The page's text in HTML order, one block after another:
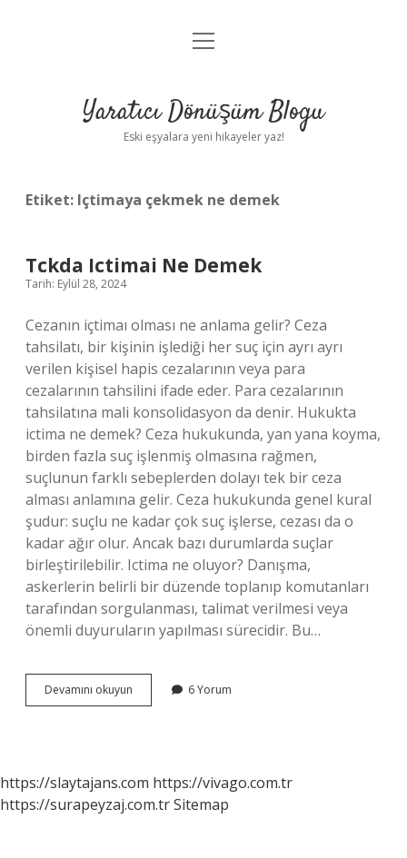
Anasayfa
Yasal Uyarı
menüyü
Yaratıcı Dönüşüm Blogu
Eski eşyalara yeni hikayeler yaz!
Etiket: Içtimaya çekmek ne demek
Tckda Ictimai Ne Demek
Tarih: Eylül 28, 2024
Cezanın içtimaı olması ne anlama gelir? Ceza
tahsilatı, bir kişinin işlediği her suç için ayrı ayrı
verilen kişisel hapis cezalarının veya para
cezalarının tahsilini ifade eder. Para cezalarının
tahsilatına mali konsolidasyon da denir. Hukukta
ictima ne demek? Ceza hukukunda, yan yana koyma,
birden fazla suç işlenmiş olmasına rağmen,
suçlunun farklı sebeplerden dolayı tek bir ceza
alması anlamına gelir. Ceza hukukunda genel kural
şudur: suçlu ne kadar çok suç işlerse, cezası da o
kadar ağır olur. Ancak bazı durumlarda suçlar
birleştirilebilir. Ictima ne oluyor? Danışma,
askerlerin belirli bir düzende toplanıp komutanları
tarafından sorgulanması, talimat verilmesi veya
önemli duyuruların yapılması sürecidir. Bu…
Devamını okuyun
Ictimai
6 Yorum
https://slaytajans.com https://vivago.com.tr
https://surapeyzaj.com.trSitemap